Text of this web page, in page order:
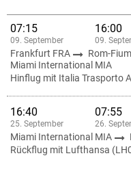
07:15
09. September
16:00
09.
Frankfurt FRA
Rom-
Miami International MIA
Hinflug mit Italia Trasporto
16:40
25. September
07:55
26.
Miami International MIA
Rückflug mit Lufthansa